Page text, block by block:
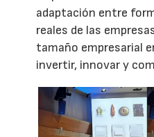
adaptación entre
reales de las
tamaño empresarial
invertir, innovar y